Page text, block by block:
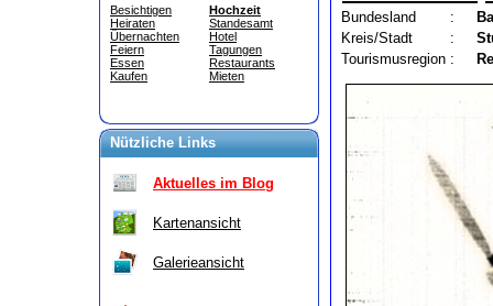
Besichtigen
Heiraten
Übernachten
Feiern
Essen
Kaufen
Hochzeit
Standesamt
Hotel
Tagungen
Restaurants
Mieten
Nützliche Links
Aktuelles im Blog
Kartenansicht
Galerieansicht
Bundesland :
Kreis/Stadt
:
Tourismusregion :